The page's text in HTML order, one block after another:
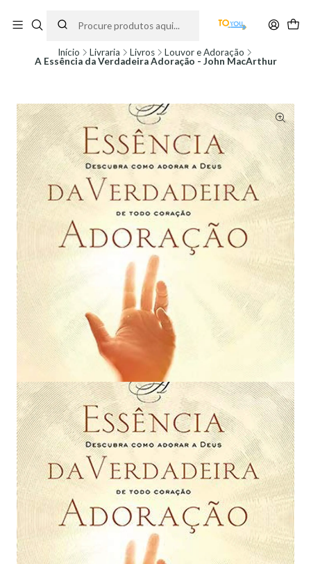
partir do dia 11 de Agosto, às 10H.
Início Livraria Livros
Louvor e Adoração
A Essência da Verdadeira Adoração - John MacArthur